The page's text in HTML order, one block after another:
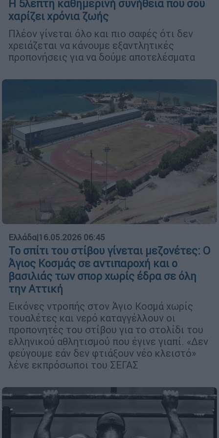
Η 5λεπτη καθημερινή συνήθεια που σου
χαρίζει χρόνια ζωής
Πλέον γίνεται όλο και πιο σαφές ότι δεν
χρειάζεται να κάνουμε εξαντλητικές
προπονήσεις για να δούμε αποτελέσματα
Ελλάδα|16.05.2026 06:45
Το σπίτι του στίβου γίνεται μεζονέτες: Ο
Άγιος Κοσμάς σε αντιπαροχή και ο
βασιλιάς των σπορ χωρίς έδρα σε όλη
την Αττική
Εικόνες ντροπής στον Άγιο Κοσμά χωρίς
τουαλέτες και νερό καταγγέλλουν οι
προπονητές του στίβου για το στολίδι του
ελληνικού αθλητισμού που έγινε γιαπί. «Δεν
φεύγουμε εάν δεν φτιάξουν νέο κλειστό»
λένε εκπρόσωποι του ΣΕΓΑΣ